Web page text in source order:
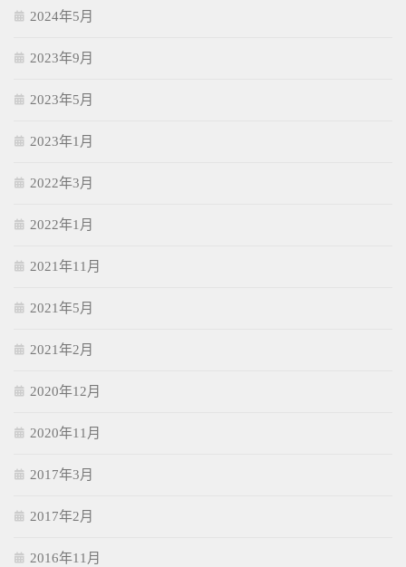
2024年5月
2023年9月
2023年5月
2023年1月
2022年3月
2022年1月
2021年11月
2021年5月
2021年2月
2020年12月
2020年11月
2017年3月
2017年2月
2016年11月